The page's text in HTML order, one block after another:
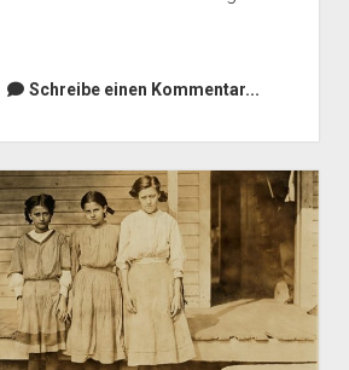
Schreibe einen Kommentar...